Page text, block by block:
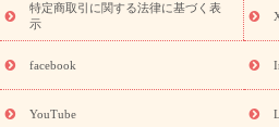
ペーン
「きょう誕生日なんです」キ
探す
誕生日フラワーギフト 誕生
日フラワーギフト商品一覧
誕生花(トルコキキョウ)
9月の誕生
ギフト
「きょう誕
特定商取引に関する法律に基づく表
示
facebook
YouTube